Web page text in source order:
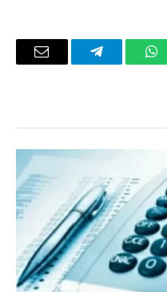
واتساب تيلقرام
البريد